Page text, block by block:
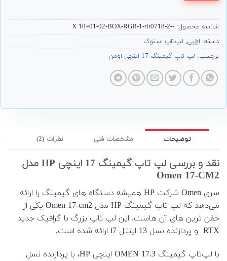
شناسه محصول: --X 10=01-02-BOX-RGB-1-rit0718-2
دسته: اچ‌پی, لپ‌تاپ استوک
برچسب: لپ تاپ گیمینگ 17 اینچی اومن
توضیحات مشخصات فنی نظرات (2)
نقد و بررسی لپ تاپ گیمینگ 17 اینچی HP مدل
Omen 17-CM2
سری Omen شرکت HP همیشه دستگاه های گیمینگ را ارائه
می‌دهد که لپ تاپ گیمینگ HP مدل Omen 17-cm2 یکی از
خفن ترین های آن هاست. این لپ تاپ بزرگ با گرافیک جدید
RTX و پردازنده نسل 13 اینتل i7 ارائه شده است.
با لپ‌تاپ گیمینگ OMEN 17.3 اینچی HP، با پردازنده نسل